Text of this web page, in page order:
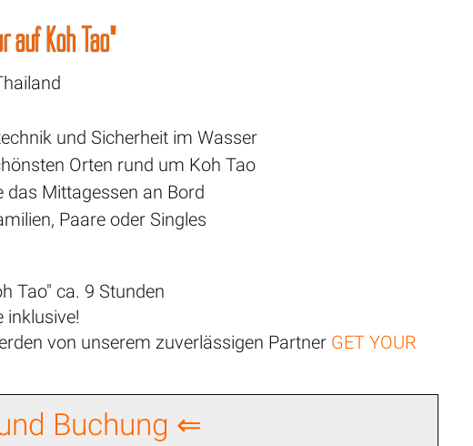
auf Koh Tao"
und Sicherheit im Wasser
Orten rund um Koh Tao
das Mittagessen an Bord
Paare oder Singles
Tao" ca. 9 Stunden
inklusive!
von unserem zuverlässigen Partner GET YOUR
Buchung ⇐